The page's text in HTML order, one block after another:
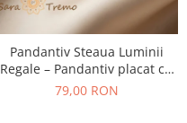
Pandantiv Steaua Luminii
Regale – Pandantiv placat cu
aur 14K cu zirconia albe
79,00 RON